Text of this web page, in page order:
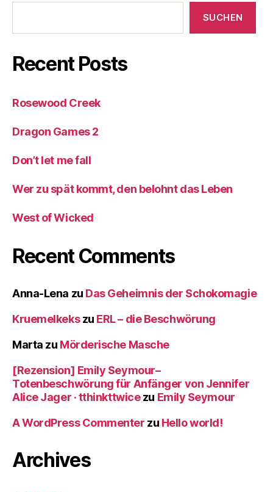
SUCHEN
Recent Posts
Rosewood Creek
Dragon Games 2
Don’t let me fall
Wer zu spät kommt, den belohnt das Leben
West of Wicked
Recent Comments
Anna-Lena zu Das Geheimnis der Schokomagie
Kruemelkekszu ERL – die Beschwörung
Marta zu Mörderische Masche
[Rezension] Emily Seymour–
Totenbeschwörung für Anfänger von Jennifer
Alice Jager · tthinkttwicezu Emily Seymour
A WordPress Commenter zu Hello world!
Archives